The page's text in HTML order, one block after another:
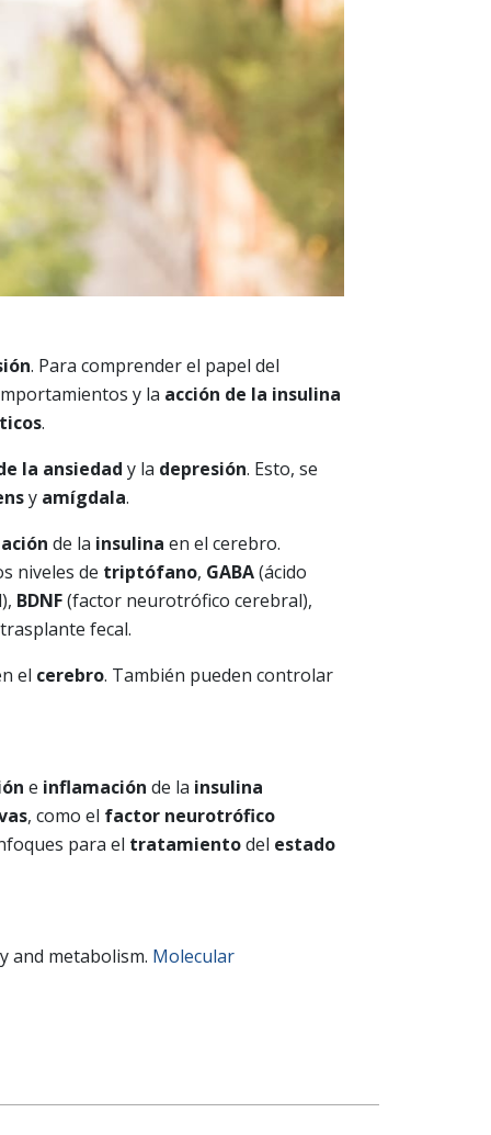
. Para comprender el papel del
y la acción de la insulina
.
la ansiedad y la depresión. Esto, se
y amígdala.
de la insulina en el cerebro.
niveles de triptófano, GABA(ácido
BDNF(factor neurotrófico cerebral),
fecal.
el cerebro. También pueden controlar
e inflamación de la insulina
, como el factor neurotrófico
para el tratamientodel estado
and metabolism. Molecular